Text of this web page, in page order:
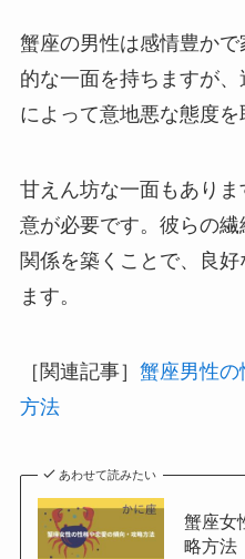
蟹座の男性は感情豊か
的な一面を持ちますが
によって意地悪な態度を
甘えん坊な一面もあり
意が必要です。彼らの
関係を築くことで、良
ます。
［関連記事］ 蟹座男性の
方法
あわせて読みたい
蟹座女
略方法